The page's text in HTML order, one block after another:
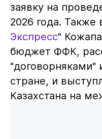
заявку на
2026 года. Также
Экспресс"
бюджет ФФК,
"договорняками"
стране, и
Казахстана на